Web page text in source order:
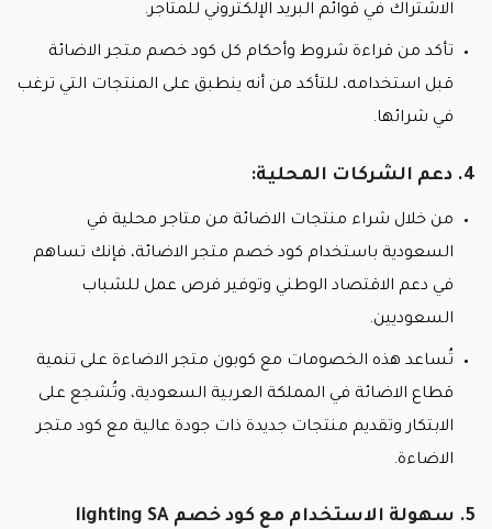
لمبات الهالوجين:
تُصدر ضوءًا ساطعًا، لكنها تستهلك
طاقة عالية وتسخن بسرعة.
لمبات الإ incandescent:
تُصدر ضوءًا دافئًا، لكنها
تستهلك طاقة عالية وتتمتع بعمر قصير.
تتوفر منتجات الاضائة في السعودية في العديد من المتاجر،
منها:
متاجر الاضائة المتخصصة:توفر هذه المتاجر تشكيلة
التجارية العالمية.
متاجر مواد البناء:
والمصابيح وغيرها.
الأسواق الإلكترونية:توفر العديد من المواقع الإلكترونية
مثل نون ونمشي و أمازون السعودية تشكيلة واسعة من
منتجات الاضائة بأسعار تنافسية مع كود خصم متجر
الاضائة.ولا تنسى استخدام كوبون خصم متجر الاضاءة
الاشتراك في قوائم البريد الإلكتروني للمتاجر.
تأكد من قراءة شروط وأحكام كل كود خصم متجر الاضائة
قبل استخدامه، للتأكد من أنه ينطبق على المنتجات التي ترغب
في شرائها.
4. دعم الشركات المحلية:
من خلال شراء منتجات الاضائة من متاجر محلية في
السعودية باستخدام كود خصم متجر الاضائة، فإنك تساهم
في دعم الاقتصاد الوطني وتوفير فرص عمل للشباب
السعوديين.
تُساعد هذه الخصومات مع كوبون متجر الاضاءة على تنمية
قطاع الاضائة في المملكة العربية السعودية، وتُشجع على
الابتكار وتقديم منتجات جديدة ذات جودة عالية مع كود متجر
الاضاءة.
5. سهولة الاستخدام مع كود خصم lighting SA